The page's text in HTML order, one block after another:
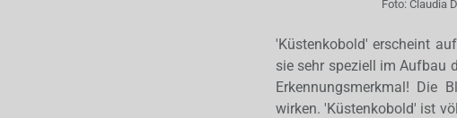
Foto: Claudia
'Küstenkobold' erscheint
sie sehr speziell im Aufbau
Erkennungsmerkmal! Die
wirken. 'Küstenkobold' ist